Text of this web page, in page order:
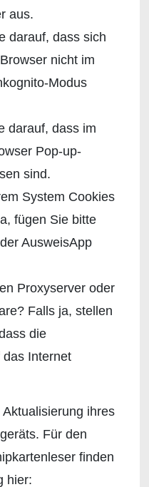
aus.
darauf, dass sich
nicht im
Modus
darauf, dass im
Pop-up-
sind.
System Cookies
fügen Sie bitte
AusweisApp
Proxyserver oder
Falls ja, stellen
die
Internet
ihres
Für den
finden
hier: